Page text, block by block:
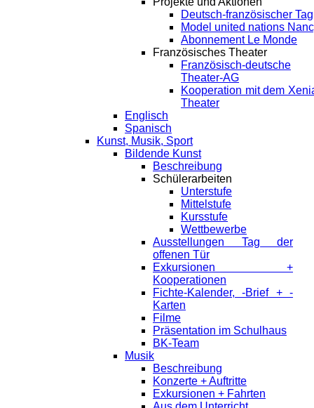
Deutsch-französischer Tag
Model united nations
Abonnement Le Monde
Französisches Theater
Französisch-deutsche
Theater-AG
Kooperation mit dem
Theater
Englisch
Spanisch
Kunst, Musik, Sport
Bildende Kunst
Beschreibung
Schülerarbeiten
Unterstufe
Mittelstufe
Kursstufe
Wettbewerbe
Ausstellungen Tag der
offenen Tür
Exkursionen +
Kooperationen
Fichte-Kalender, -Brief + -
Karten
Filme
Präsentation im Schulhaus
BK-Team
Musik
Beschreibung
Konzerte + Auftritte
Exkursionen + Fahrten